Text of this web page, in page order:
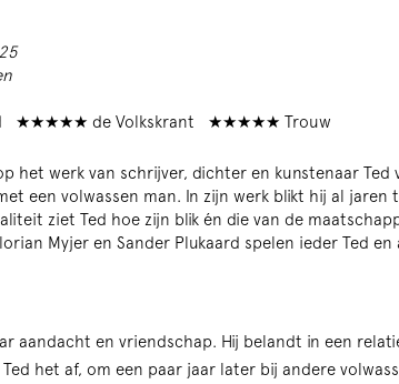
★★★★★ de Volkskrant ★★★★★ Trouw
het werk van schrijver, dichter en kunstenaar
een volwassen man. In zijn werk blikt hij al jaren
ziet Ted hoe zijn blik én die van de
Myjer en Sander Plukaard spelen ieder Ted
aandacht en vriendschap. Hij belandt in een
het af, om een paar jaar later bij andere